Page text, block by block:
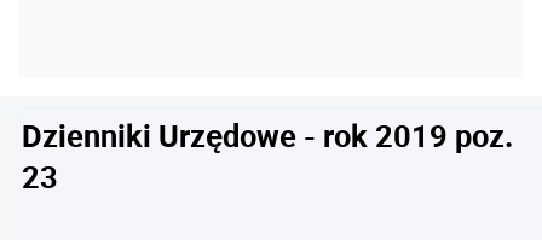
Dzienniki Urzędowe - rok 2019 poz.
23